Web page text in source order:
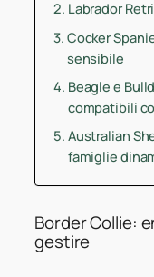
Labrador
Cocker
sensibile
Beagle e
compatibili
Australian
famiglie
Border Collie:
gestire